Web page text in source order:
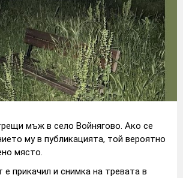
мъж в село Войнягово. Ако се
му в публикацията, той вероятно
място.
прикачил и снимка на тревата в